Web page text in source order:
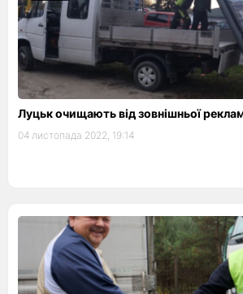
Луцьк очищають від зовнішньої
04 листопада 2022, 19:14